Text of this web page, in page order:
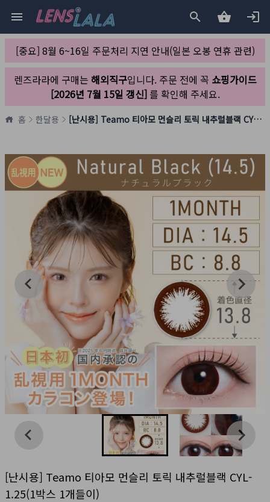
[중요] 8월 6~16일 주문처리 지연 안내(일본 오봉 연휴 관련)
렌즈라라에 구매는 해외직구입니다. 주문 전에 꼭 쇼핑가이드
[2026년 7월 15일 갱신]를 확인해 주세요.
홈 한달용 [난시용] Teamo 티아모 먼슬리 토릭 내추럴블랙 CYL-1.25(1박스 1개들이)
[난시용] Teamo 티아모 먼슬리 토릭 내추럴블랙 CYL-
1.25(1박스 1개들이)